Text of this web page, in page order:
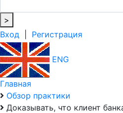
>
Вход
Регистрация
ENG
Главная
Обзор практики
Доказывать, что клиент